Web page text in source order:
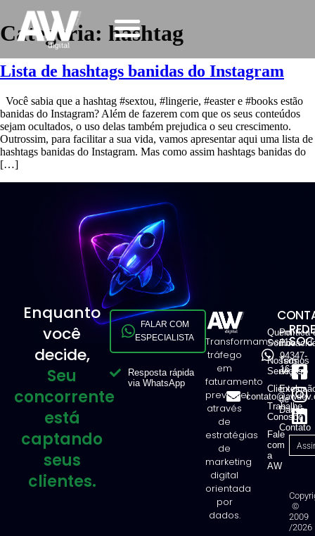
Categoria: hashtag
Lista de hashtags banidas do Instagram
Você sabia que a hashtag #sextou, #lingerie, #easter e #books estão
banidas do Instagram? Além de fazerem com que os seus conteúdos
sejam ocultados, o uso delas também prejudica o seu crescimento.
Outrossim, para facilitar a sua vida, vamos apresentar aqui uma lista de
hashtags banidas do Instagram. Mas como assim hashtags banidas do
[…]
Enquanto
você
decide,
Seu
concorrente
está
captando
seus
clientes.
FALAR COM
ESPECIALISTA
Resposta rápida
via WhatsApp
Transformamos
tráfego
em
faturamento
previsível
através
de
estratégias
de
marketing
digital
orientada
por
dados.
Quem
Somos
Nossos
Serviços
Clientes
Trabalhe
Conosco
Fale
com
a
AW
Política
Termos
de Uso
de
Dados
Contato
11
94347-
1616
©
2009
/2026